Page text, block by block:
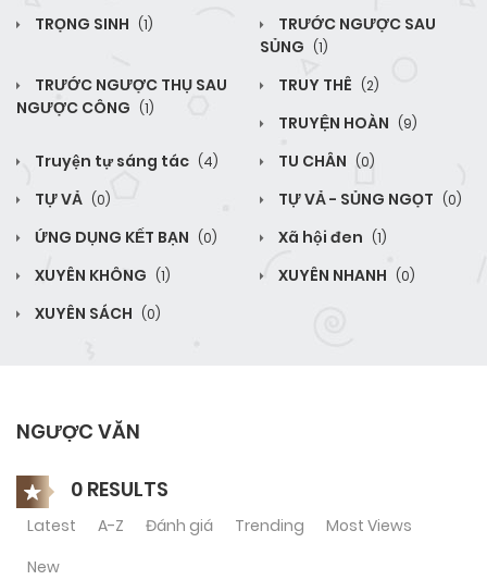
TRỌNG SINH (1)
TRƯỚC NGƯỢC SAU
SỦNG (1)
TRƯỚC NGƯỢC THỤ SAU
NGƯỢC CÔNG (1)
TRUY THÊ (2)
TRUYỆN HOÀN (9)
Truyện tự sáng tác (4) TU CHÂN (0)
TỰ VẢ (0) TỰ VẢ - SỦNG NGỌT (0)
ỨNG DỤNG KẾT BẠN (0) Xã hội đen (1)
XUYÊN KHÔNG (1) XUYÊN NHANH (0)
XUYÊN SÁCH (0)
NGƯỢC VĂN
0 RESULTS
Latest A-Z Đánh giá Trending
Most Views
New